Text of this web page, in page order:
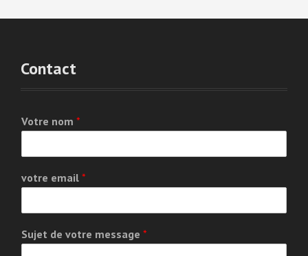
Contact
Votre nom *
votre email *
Sujet de votre message *